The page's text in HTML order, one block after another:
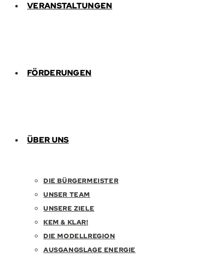
VERANSTALTUNGEN
FÖRDERUNGEN
ÜBER UNS
DIE BÜRGERMEISTER
UNSER TEAM
UNSERE ZIELE
KEM & KLAR!
DIE MODELLREGION
AUSGANGSLAGE ENERGIE